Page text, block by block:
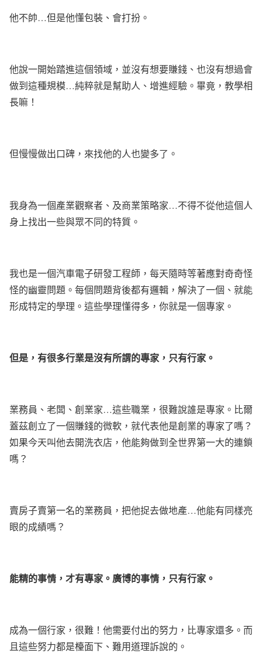
他不帥…但是他懂包裝、會打扮。
他說一開始踏進這個領域，並沒有想要賺錢、也沒有想過會
做到這種規模…純粹就是幫助人、增進經驗。畢竟，教學相
長嘛！
但慢慢做出口碑，來找他的人也變多了。
我身為一個產業觀察者、及商業策略家…不得不從他這個人
身上找出一些與眾不同的特質。
我也是一個汽車電子研發工程師，每天隨時等著應對奇奇怪
怪的幽靈問題。每個問題背後都有邏輯，解決了一個、就能
形成特定的學理。這些學理懂得多，你就是一個專家。
但是，有很多行業是沒有所謂的專家，只有行家。
業務員、老闆、創業家…這些職業，很難說誰是專家。比爾
蓋茲創立了一個賺錢的微軟，就代表他是創業的專家了嗎？
如果今天叫他去開洗衣店，他能夠做到全世界第一大的連鎖
嗎？
賣房子賣第一名的業務員，把他捉去做地產…他能有同樣亮
眼的成績嗎？
能精的事情，才有專家。廣博的事情，只有行家。
成為一個行家，很難！他需要付出的努力，比專家還多。而
且這些努力都是檯面下、難用道理訴說的。